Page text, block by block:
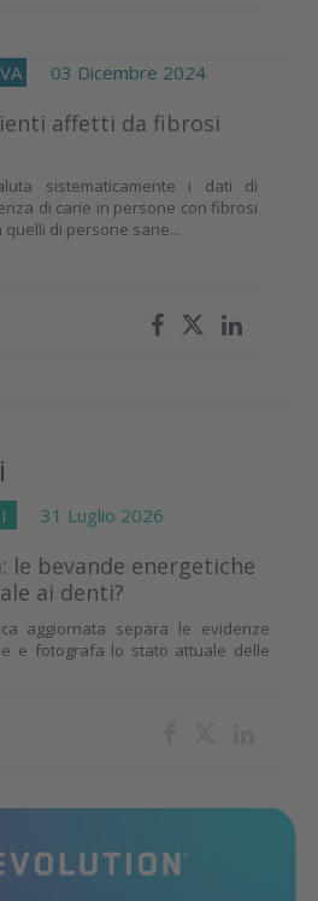
03 Dicembre 2024
affetti da fibrosi
sistematicamente i dati di
di carie in persone con fibrosi
quelli di persone sane...
31 Luglio 2026
le bevande energetiche
ai denti?
aggiornata separa le evidenze
e fotografa lo stato attuale delle